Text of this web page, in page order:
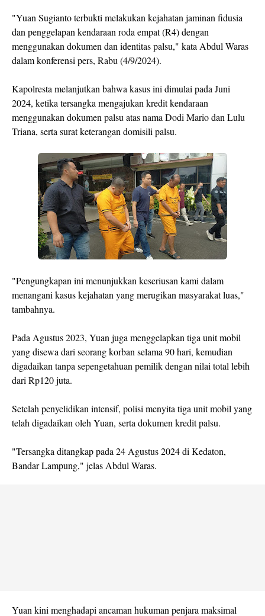
"Yuan Sugianto terbukti melakukan kejahatan jaminan fidusia
dan penggelapan kendaraan roda empat (R4) dengan
menggunakan dokumen dan identitas palsu," kata Abdul Waras
dalam konferensi pers, Rabu (4/9/2024).
Kapolresta melanjutkan bahwa kasus ini dimulai pada Juni
2024, ketika tersangka mengajukan kredit kendaraan
menggunakan dokumen palsu atas nama Dodi Mario dan Lulu
Triana, serta surat keterangan domisili palsu.
"Pengungkapan ini menunjukkan keseriusan kami dalam
menangani kasus kejahatan yang merugikan masyarakat luas,"
tambahnya.
Pada Agustus 2023, Yuan juga menggelapkan tiga unit mobil
yang disewa dari seorang korban selama 90 hari, kemudian
digadaikan tanpa sepengetahuan pemilik dengan nilai total lebih
dari Rp120 juta.
Setelah penyelidikan intensif, polisi menyita tiga unit mobil yang
telah digadaikan oleh Yuan, serta dokumen kredit palsu.
"Tersangka ditangkap pada 24 Agustus 2024 di Kedaton,
Bandar Lampung," jelas Abdul Waras.
Yuan kini menghadapi ancaman hukuman penjara maksimal